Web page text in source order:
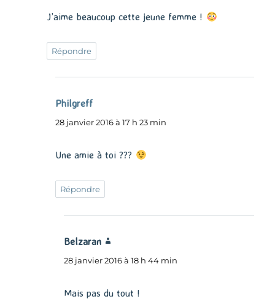
J’aime beaucoup cette jeune femme !
Répondre
Philgreff
28 janvier 2016 à 17 h 23 min
Une amie à toi ???
Répondre
Belzaran
28 janvier 2016 à 18 h 44 min
Mais pas du tout !